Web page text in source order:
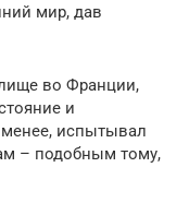
мир, дав
во Франции,
и
менее, испытывал
– подобным тому,